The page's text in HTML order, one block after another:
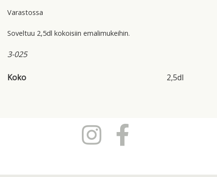
Varastossa
Soveltuu 2,5dl kokoisiin emalimukeihin.
3-025
Koko 2,5dl